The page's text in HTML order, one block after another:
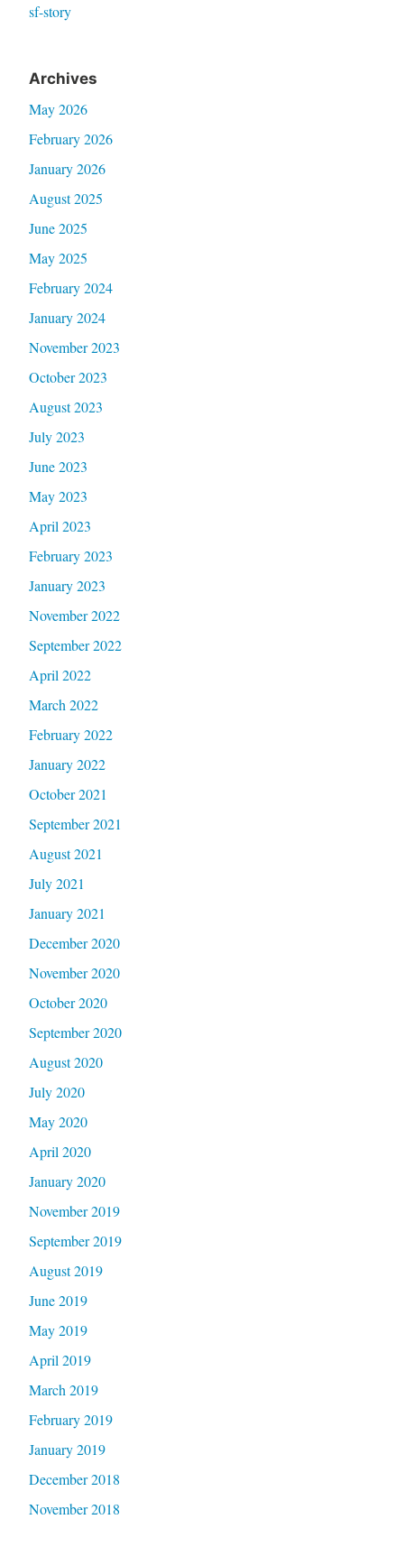
sf-story
Archives
May 2026
February 2026
January 2026
August 2025
June 2025
May 2025
February 2024
January 2024
November 2023
October 2023
August 2023
July 2023
June 2023
May 2023
April 2023
February 2023
January 2023
November 2022
September 2022
April 2022
March 2022
February 2022
January 2022
October 2021
September 2021
August 2021
July 2021
January 2021
December 2020
November 2020
October 2020
September 2020
August 2020
July 2020
May 2020
April 2020
January 2020
November 2019
September 2019
August 2019
June 2019
May 2019
April 2019
March 2019
February 2019
January 2019
December 2018
November 2018